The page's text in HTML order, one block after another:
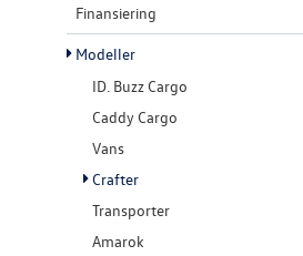
Finansiering
Modeller
ID. Buzz Cargo
Caddy Cargo
Vans
Crafter
Transporter
Amarok